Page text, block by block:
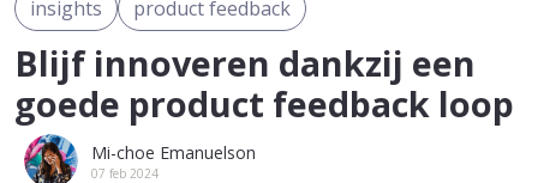
insights product feedback
Blijf innoveren dankzij een
goede product feedback loop
Mi-choe Emanuelson
07 feb 2024